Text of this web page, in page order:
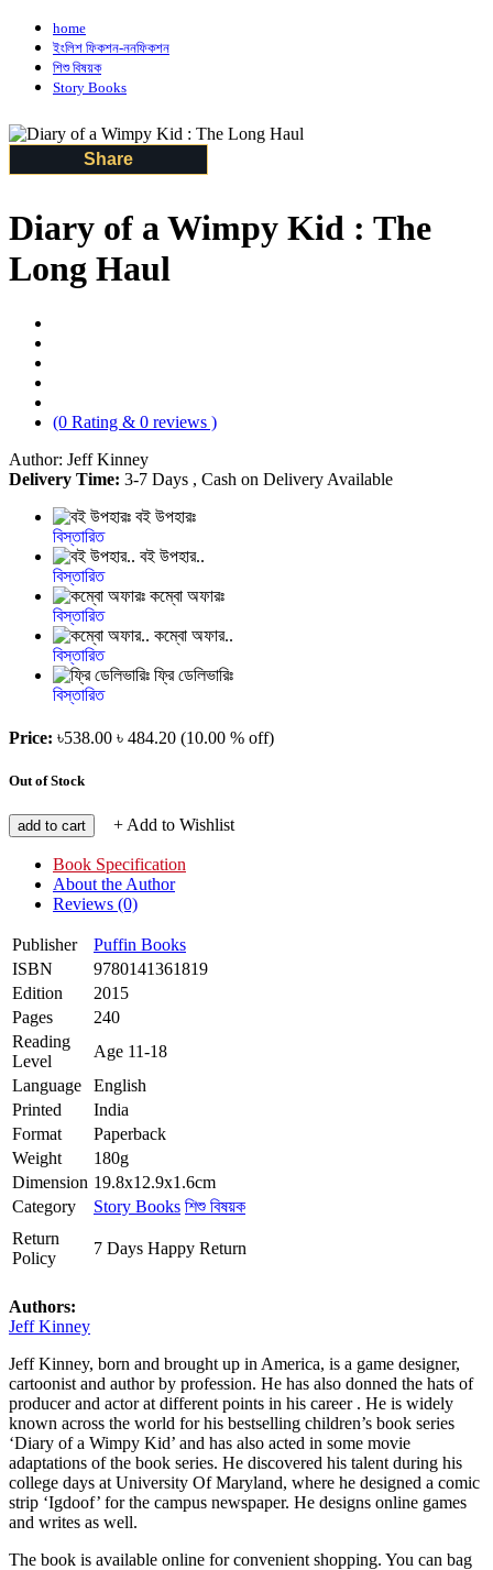
home
ইংলিশ ফিকশন-ননফিকশন
শিশু বিষয়ক
Story Books
Share
Diary of a Wimpy Kid : The
Long Haul
(0 Rating & 0 reviews )
Author: Jeff Kinney
Delivery Time: 3-7 Days , Cash on Delivery Available
বই উপহারঃ
বিস্তারিত
বই উপহার..
বিস্তারিত
কম্বো অফারঃ
বিস্তারিত
কম্বো অফার..
বিস্তারিত
ফ্রি ডেলিভারিঃ
বিস্তারিত
Price: ৳538.00 ৳ 484.20 (10.00 % off)
Out of Stock
add to cart + Add to Wishlist
Book Specification
About the Author
Reviews (0)
Publisher
Puffin Books
ISBN
9780141361819
Edition
2015
Pages
240
Reading
Level
Age 11-18
Language
English
Printed
India
Format
Paperback
Weight
180g
Dimension 19.8x12.9x1.6cm
Category
Story Books শিশু বিষয়ক
Return
Policy
7 Days Happy Return
Authors:
Jeff Kinney
Jeff Kinney, born and brought up in America, is a game designer,
cartoonist and author by profession. He has also donned the hats of
producer and actor at different points in his career . He is widely
known across the world for his bestselling children’s book series
‘Diary of a Wimpy Kid’ and has also acted in some movie
adaptations of the book series. He discovered his talent during his
college days at University Of Maryland, where he designed a comic
strip ‘Igdoof’ for the campus newspaper. He designs online games
and writes as well.
The book is available online for convenient shopping. You can bag